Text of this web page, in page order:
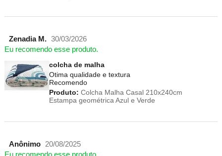
Zenadia M. 30/03/2026
Eu recomendo esse produto.
colcha de malha
Otima qualidade e textura
Recomendo
Produto: Colcha Malha Casal 210x240cm
Estampa geométrica Azul e Verde
Anônimo 20/08/2025